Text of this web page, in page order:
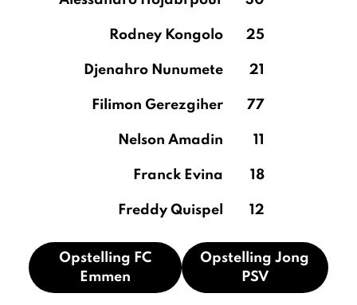
Rodney Kongolo 25
Djenahro Nunumete 21
Filimon Gerezgiher 77
Nelson Amadin 11
Franck Evina 18
Freddy Quispel 12
Opstelling FC
Emmen
Opstelling Jong
PSV